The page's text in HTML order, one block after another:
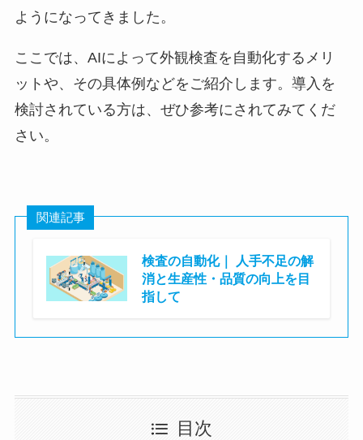
ようになってきました。
ここでは、AIによって外観検査を自動化するメリ
ットや、その具体例などをご紹介します。導入を
検討されている方は、ぜひ参考にされてみてくだ
さい。
関連記事
検査の自動化｜ 人手不足の解
消と生産性・品質の向上を目
指して
目次